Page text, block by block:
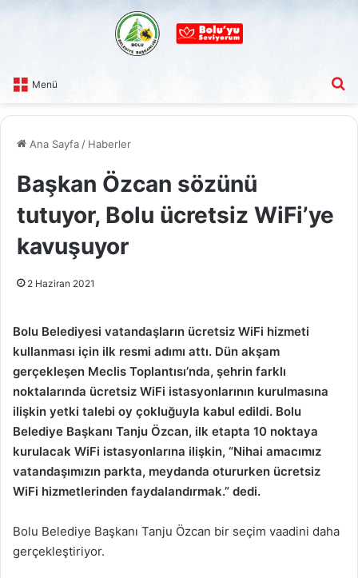
Menü
Ana Sayfa / Haberler
Başkan Özcan sözünü
tutuyor, Bolu ücretsiz WiFi’ye
kavuşuyor
2 Haziran 2021
Bolu Belediyesi vatandaşların ücretsiz WiFi hizmeti
kullanması için ilk resmi adımı attı. Dün akşam
gerçekleşen Meclis Toplantısı’nda, şehrin farklı
noktalarında ücretsiz WiFi istasyonlarının kurulmasına
ilişkin yetki talebi oy çokluğuyla kabul edildi. Bolu
Belediye Başkanı Tanju Özcan, ilk etapta 10 noktaya
kurulacak WiFi istasyonlarına ilişkin, “Nihai amacımız
vatandaşımızın parkta, meydanda otururken ücretsiz
WiFi hizmetlerinden faydalandırmak.” dedi.
Bolu Belediye Başkanı Tanju Özcan bir seçim vaadini daha
gerçekleştiriyor.